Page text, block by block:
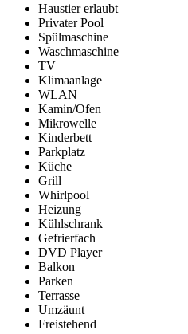
Haustier erlaubt
Privater Pool
Spülmaschine
Waschmaschine
TV
Klimaanlage
WLAN
Kamin/Ofen
Mikrowelle
Kinderbett
Parkplatz
Küche
Grill
Whirlpool
Heizung
Kühlschrank
Gefrierfach
DVD Player
Balkon
Parken
Terrasse
Umzäunt
Freistehend